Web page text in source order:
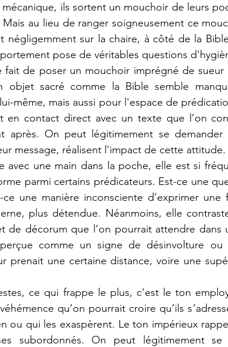
ils sortent un mouchoir de leurs
Mais au lieu de ranger soigneusement ce
négligemment sur la chaire, à côté de la
pose de véritables questions
objet sacré comme la Bible semble
même, mais aussi pour l'espace de
en contact direct avec un texte que l’on
après. On peut légitimement se demander
message, réalisent l'impact de cette attitude.
parmi certains prédicateurs. Est-ce une
une manière inconsciente d’exprimer une
plus détendue. Néanmoins, elle
de décorum que l’on pourrait attendre dans
comme un signe de désinvolture ou
prenait une certaine distance, voire une
qu’on pourrait croire qu’ils
ou qui les exaspèrent. Le ton impérieux
subordonnés. On peut légitimement